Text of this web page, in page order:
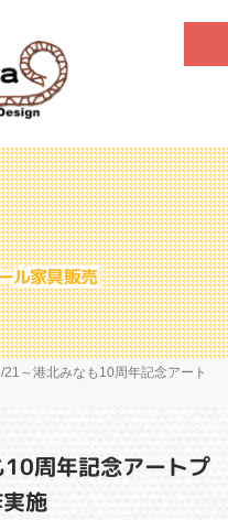
ル家具販売
21～港北みなも10周年記念アート
周年記念アートプ
施